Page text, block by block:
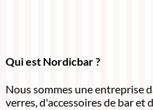
Qui est Nordicbar ?
Nous sommes une entreprise
verres, d'accessoires de bar